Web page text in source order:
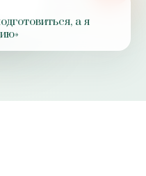
а я